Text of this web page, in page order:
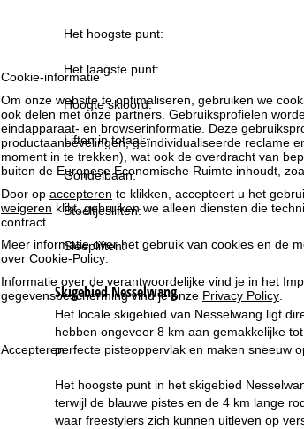
Cookie-informatie
Om onze website te optimaliseren, gebruiken we
ook delen met onze partners. Gebruiksprofielen
eindapparaat- en browserinformatie. Deze
productaanbevelingen, geïndividualiseerde reclame
moment in te trekken), wat ook de overdracht van
buiten de Europese Economische Ruimte inhoudt,
Door op accepteren te klikken, accepteert u het
weigeren klikt, gebruiken we alleen diensten die
contract.
Meer informatie over het gebruik van cookies en de
over Cookie-Policy
Informatie over de verantwoordelijke vind je in het
gegevensbescherming vind je onze Privacy Policy
Accepteren
t
p
a
g
i
n
a
Het hoogste punt:
Het laagste punt:
Hoogte skioord:
Liften in totaal:
Gondelbaan:
Stoeltjesliften:
Sleepliften:
SkigebiedNesselwang
Het locale skigebied van Nesselwang ligt
hebben ongeveer 8 km aan gemakkelijke
perfecte pisteoppervlak en maken sneeuw
Het hoogste punt in het skigebied
terwijl de blauwe pistes en de 4 km lange
waar freestylers zich kunnen uitleven op